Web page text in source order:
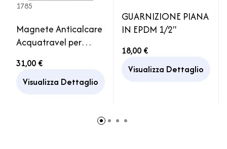
1785
Magnete Anticalcare
Acquatravel per
Caravan Lavatrice
Caldaia Doccia
31,00 €
Visualizza Dettaglio
GUARNIZIONE PIANA
IN EPDM 1/2"
18,00 €
Visualizza Dettaglio